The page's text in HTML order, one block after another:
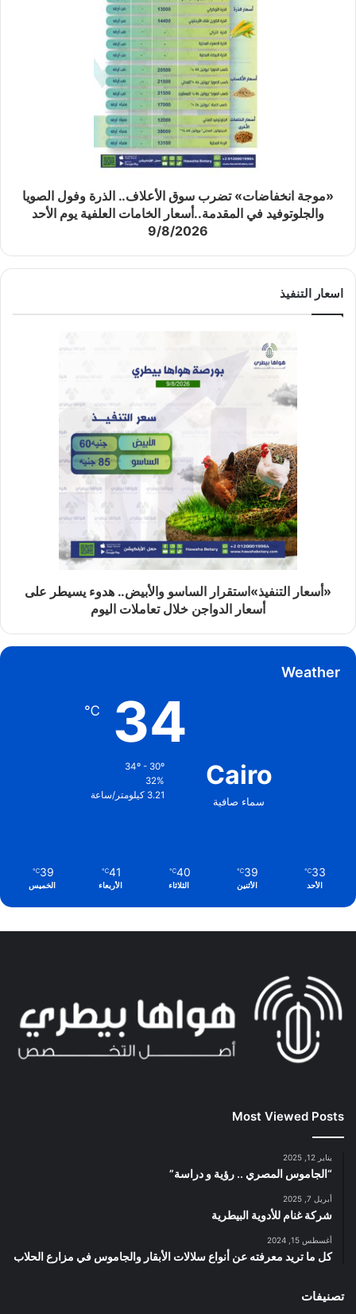
«موجة انخفاضات» تضرب سوق الأعلاف.. الذرة وفول الصويا
والجلوتوفيد في المقدمة..أسعار الخامات العلفية يوم الأحد
9/8/2026
اسعار التنفيذ
«أسعار التنفيذ»استقرار الساسو والأبيض.. هدوء يسيطر على
أسعار الدواجن خلال تعاملات اليوم
Weather
Cairo
سماء صافية
34
℃
34º - 30º
32%
3.21 كيلومتر/ساعة
33
℃
الأحد
39
℃
الأثنين
40
℃
الثلاثاء
41
℃
الأربعاء
39
℃
الخميس
Most Viewed Posts
يناير 12, 2025
“الجاموس المصري .. رؤية و دراسة”
أبريل 7, 2025
شركة غنام للأدوية البيطرية
أغسطس 15, 2024
كل ما تريد معرفته عن أنواع سلالات الأبقار والجاموس في مزارع الحلاب
تصنيفات